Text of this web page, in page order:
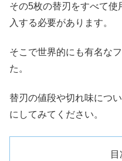
その5枚の替刃をすべて
入する必要があります。
そこで世界的にも有名な
た。
替刃の値段や切れ味につ
にしてみてください。
目